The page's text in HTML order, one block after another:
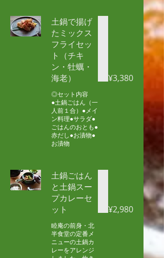
土鍋で揚げ
たミックス
フライセッ
ト（チキ
ン・牡蠣・
海老）
◎セット内容
●土鍋ごはん（一
人前１合）●メイ
ン料理●サラダ●
ごはんのおとも●
赤だし●お漬物●
お漬物
¥3,380
土鍋ごはん
と土鍋スー
プカレーセ
ット
睦庵の前身・北
半食堂の定番メ
ニューの土鍋カ
レーをアレンジ
¥2,980